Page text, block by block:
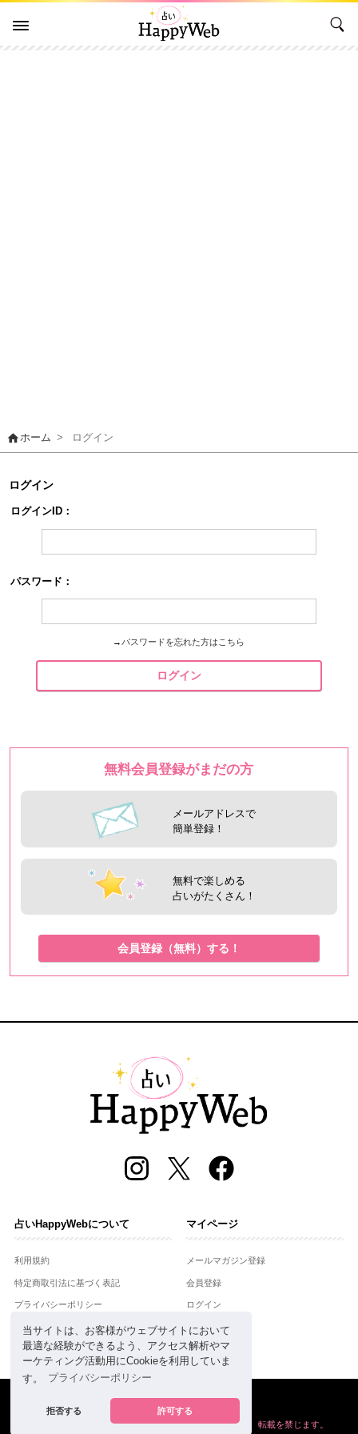
当サイトは、お客様がウェブサイトにおいて
最適な経験ができるよう、アクセス解析やマ
ーケティング活動用にCookieを利用していま
す。
プライバシーポリシー
拒否する 許可する
homeホーム > ログイン
ログイン
ログインID：
パスワード：
→ パスワードを忘れた方はこちら
ログイン
無料会員登録がまだの方
メールアドレスで
簡単登録！
無料で楽しめる
占いがたくさん！
会員登録（無料）する！
占いHappyWebについて
利用規約
特定商取引法に基づく表記
プライバシーポリシー
運営会社
お問合せ
マイページ
メールマガジン登録
会員登録
ログイン
powered by
掲載の情報や画像など、すべてのコンテンツの無断複写、転載を禁じます。